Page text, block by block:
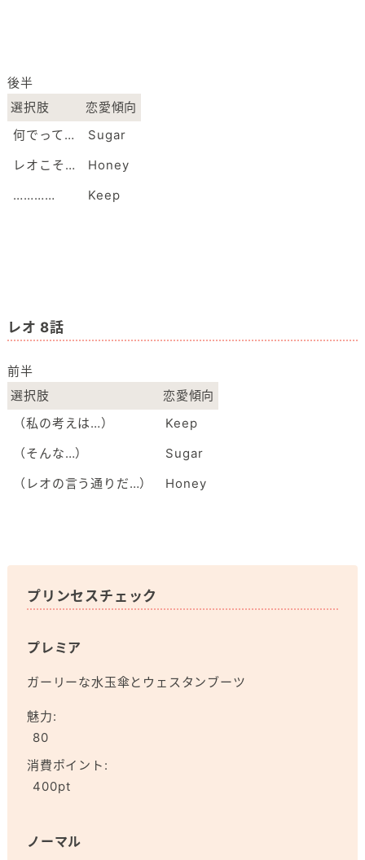
選択肢
恋愛傾向
何でって…
Sugar
レオこそ…
Honey
…………
Keep
後半
レオ 8話
選択肢
恋愛傾向
（私の考えは…）
Keep
（そんな…）
Sugar
（レオの言う通りだ…）
Honey
前半
プリンセスチェック
プレミア
ガーリーな水玉傘とウェスタンブーツ
魅力:
80
消費ポイント:
400pt
ノーマル